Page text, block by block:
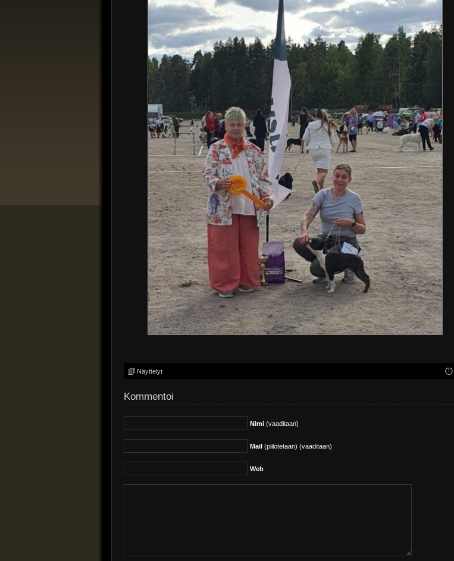
Näyttelyt
Kommentoi
Nimi (vaaditaan)
Mail (piilotetaan) (vaaditaan)
Web